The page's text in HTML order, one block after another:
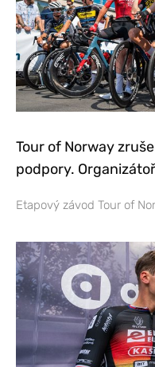
Tour of Norway
podpory.
Etapový závod Tour of